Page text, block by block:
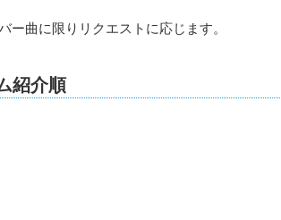
ー曲に限りリクエストに応じます。
紹介順